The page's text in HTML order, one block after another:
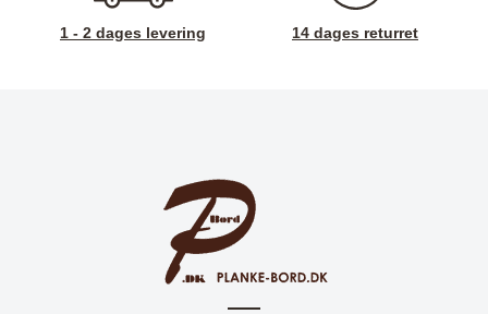
1 - 2 dages levering 14 dages returret